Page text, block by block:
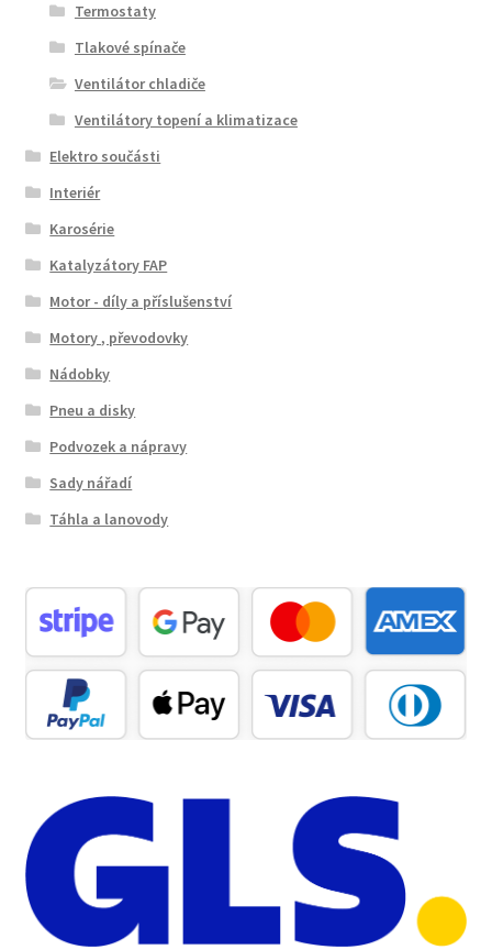
Termostaty
Tlakové spínače
Ventilátor chladiče
Ventilátory topení a klimatizace
Elektro součásti
Interiér
Karosérie
Katalyzátory FAP
Motor - díly a příslušenství
Motory , převodovky
Nádobky
Pneu a disky
Podvozek a nápravy
Sady nářadí
Táhla a lanovody